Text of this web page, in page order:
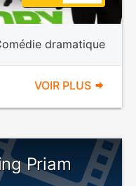
dramatique
VOIR PLUS
Priam